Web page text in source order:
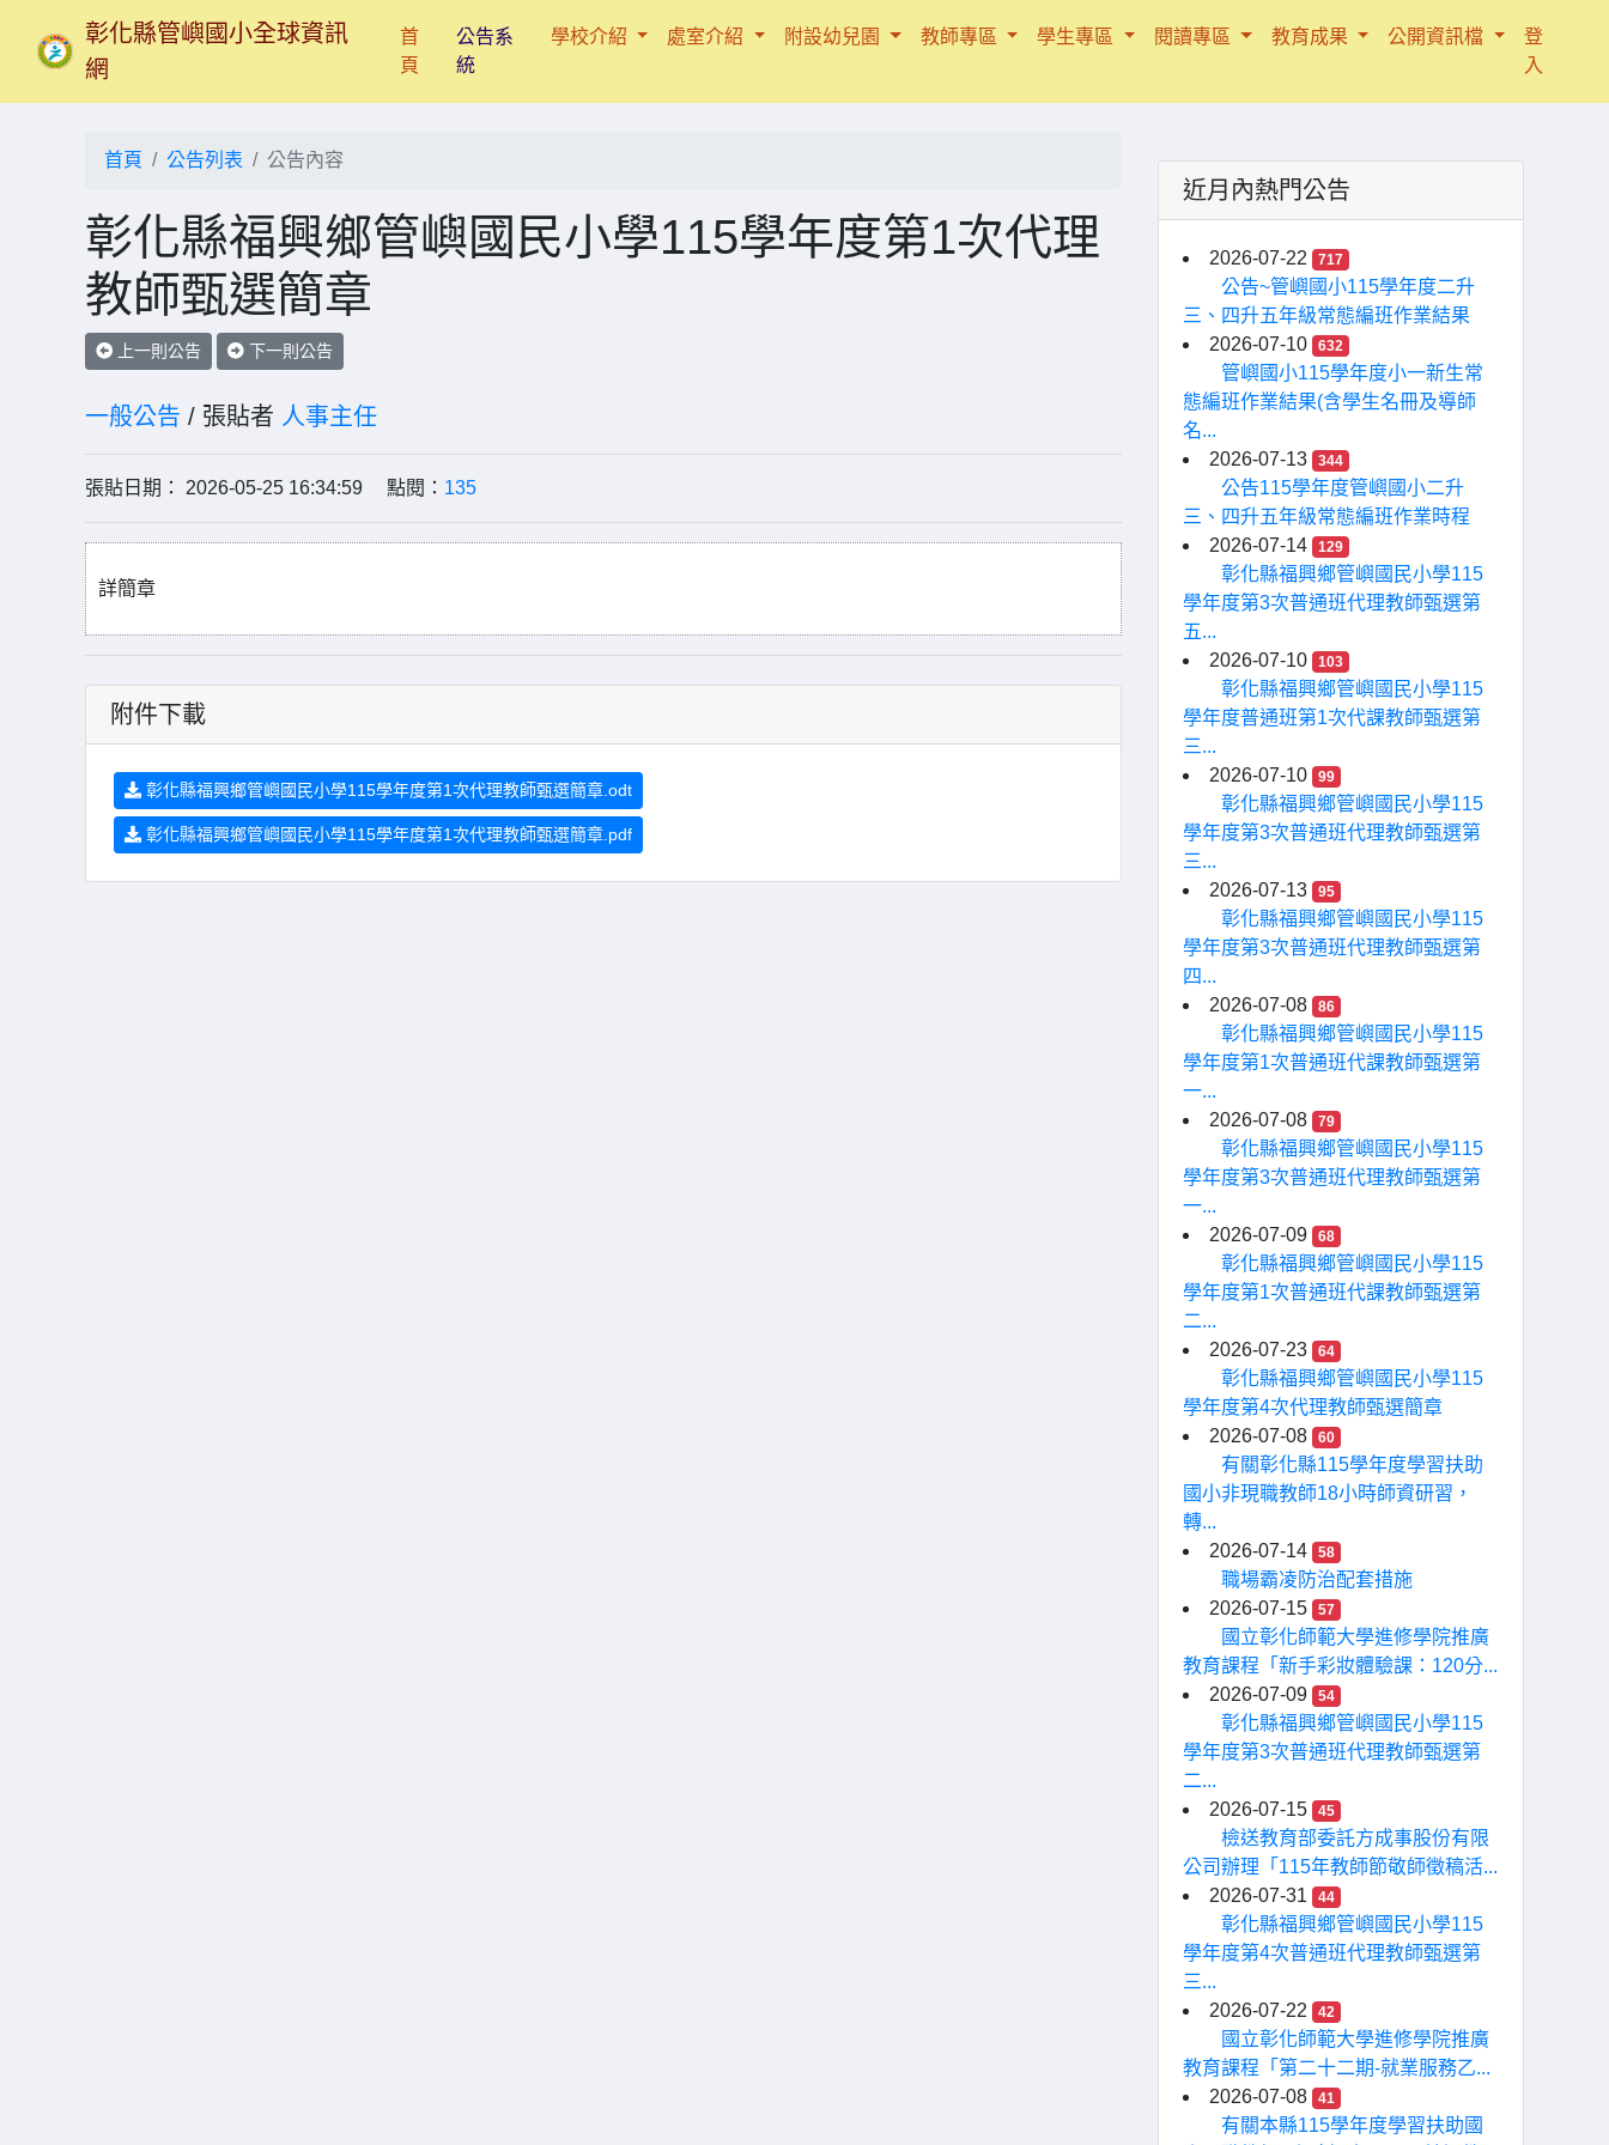
彰化縣管嶼國小全球資訊
網
首
頁 (current)
公告系
統
學校介紹 處室介紹 附設幼兒園 教師專區 學生專區 閱讀專區 教育成果 公開資訊檔
登
入
首頁 公告列表 公告內容
彰化縣福興鄉管嶼國民小學115學年度第1次代理
教師甄選簡章
上一則公告 下一則公告
一般公告 / 張貼者 人事主任
張貼日期： 2026-05-25 16:34:59 點閱： 135
詳簡章
附件下載
彰化縣福興鄉管嶼國民小學115學年度第1次代理教師甄選簡章.odt
彰化縣福興鄉管嶼國民小學115學年度第1次代理教師甄選簡章.pdf
近月內熱門公告
2026-07-22 717
公告~管嶼國小115學年度二升
三、四升五年級常態編班作業結果
2026-07-10
632
管嶼國小115學年度小一新生常
態編班作業結果(含學生名冊及導師
名...
2026-07-13
344
公告115學年度管嶼國小二升
三、四升五年級常態編班作業時程
2026-07-14
129
彰化縣福興鄉管嶼國民小學115
學年度第3次普通班代理教師甄選第
五...
2026-07-10
103
彰化縣福興鄉管嶼國民小學115
學年度普通班第1次代課教師甄選第
三...
2026-07-10
99
彰化縣福興鄉管嶼國民小學115
學年度第3次普通班代理教師甄選第
三...
2026-07-13
95
彰化縣福興鄉管嶼國民小學115
學年度第3次普通班代理教師甄選第
四...
2026-07-08
86
彰化縣福興鄉管嶼國民小學115
學年度第1次普通班代課教師甄選第
一...
2026-07-08
79
彰化縣福興鄉管嶼國民小學115
學年度第3次普通班代理教師甄選第
一...
2026-07-09
68
彰化縣福興鄉管嶼國民小學115
學年度第1次普通班代課教師甄選第
二...
2026-07-23
64
彰化縣福興鄉管嶼國民小學115
學年度第4次代理教師甄選簡章
2026-07-08
60
有關彰化縣115學年度學習扶助
國小非現職教師18小時師資研習，
轉...
2026-07-14
58
職場霸凌防治配套措施
2026-07-15
57
國立彰化師範大學進修學院推廣
教育課程「新手彩妝體驗課：120分...
2026-07-09
54
彰化縣福興鄉管嶼國民小學115
學年度第3次普通班代理教師甄選第
二...
2026-07-15
45
檢送教育部委託方成事股份有限
公司辦理「115年教師節敬師徵稿活...
2026-07-31
44
彰化縣福興鄉管嶼國民小學115
學年度第4次普通班代理教師甄選第
三...
2026-07-22
42
國立彰化師範大學進修學院推廣
教育課程「第二十二期-就業服務乙...
2026-07-08
41
有關本縣115學年度學習扶助國